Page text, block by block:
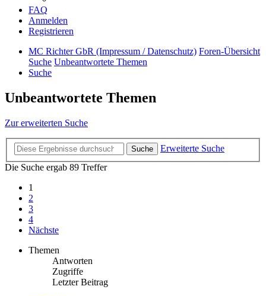
FAQ
Anmelden
Registrieren
MC Richter GbR (Impressum / Datenschutz) Foren-Übersicht
Suche Unbeantwortete Themen
Suche
Unbeantwortete Themen
Zur erweiterten Suche
Suche
Erweiterte Suche
Die Suche ergab 89 Treffer
1
2
3
4
Nächste
Themen
Antworten
Zugriffe
Letzter Beitrag